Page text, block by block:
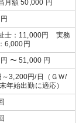
月額 50,000 円
士：11,000円 実務
6,000円
〜 51,000 円
～3,200円/日（ＧＷ/
年始出勤に適応）